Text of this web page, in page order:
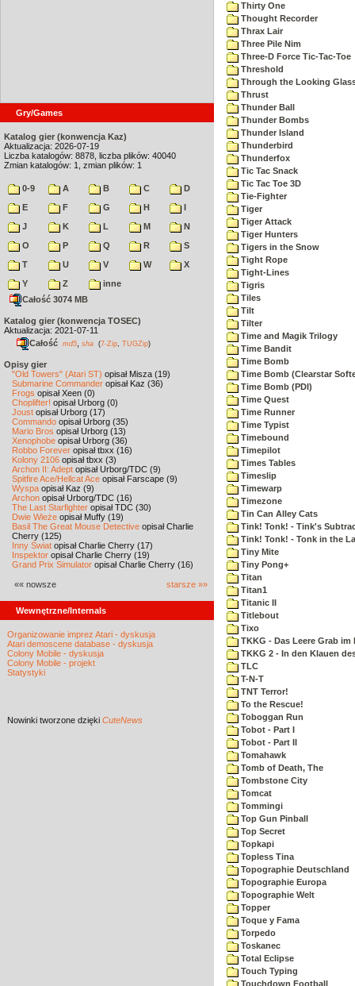
Gry/Games
Katalog gier (konwencja Kaz)
Aktualizacja: 2026-07-19
Liczba katalogów: 8878, liczba plików: 40040
Zmian katalogów: 1, zmian plików: 1
0-9 A B C
D
E
F G H
I
J
K L M
N
O
P Q R
S
T
U V W
X
Y
Z
inne
Całość 3074 MB
Katalog gier (konwencja TOSEC)
Aktualizacja: 2021-07-11
Całość md5 sha (7-Zip TUGZip)
Opisy gier
"Old Towers" (Atari ST) opisał Misza (19)
Submarine Commander opisał Kaz (36)
Frogs opisał Xeen (0)
Choplifter! opisał Urborg (0)
Joust opisał Urborg (17)
Commando opisał Urborg (35)
Mario Bros opisał Urborg (13)
Xenophobe opisał Urborg (36)
Robbo Forever opisał tbxx (16)
Kolony 2106 opisał tbxx (3)
Archon II: Adept opisał Urborg/TDC (9)
Spitfire Ace/Hellcat Ace opisał Farscape (9)
Wyspa opisał Kaz (9)
Archon opisał Urborg/TDC (16)
The Last Starfighter opisał TDC (30)
Dwie Wieże opisał Muffy (19)
Basil The Great Mouse Detective opisał Charlie
Cherry (125)
Inny Świat opisał Charlie Cherry (17)
Inspektor opisał Charlie Cherry (19)
Grand Prix Simulator opisał Charlie Cherry (16)
«« nowsze starsze »»
Wewnętrzne/Internals
Organizowanie imprez Atari - dyskusja
Atari demoscene database - dyskusja
Colony Mobile - dyskusja
Colony Mobile - projekt
Statystyki
Nowinki tworzone dzięki CuteNews
Thirty One
Thought Recorder
Thrax Lair
Three Pile Nim
Three-D Force Tic-Tac-Toe
Threshold
Through the Looking
Thrust
Thunder Ball
Thunder Bombs
Thunder Island
Thunderbird
Thunderfox
Tic Tac Snack
Tic Tac Toe 3D
Tie-Fighter
Tiger
Tiger Attack
Tiger Hunters
Tigers in the Snow
Tight Rope
Tight-Lines
Tigris
Tiles
Tilt
Tilter
Time and Magik Trilogy
Time Bandit
Time Bomb
Time Bomb (Clearstar
Time Bomb (PDI)
Time Quest
Time Runner
Time Typist
Timebound
Timepilot
Times Tables
Timeslip
Timewarp
Timezone
Tin Can Alley Cats
Tink! Tonk! - Tink's
Tink! Tonk! - Tonk in the
Tiny Mite
Tiny Pong+
Titan
Titan1
Titanic II
Titlebout
Tixo
TKKG - Das Leere Grab im
TKKG 2 - In den Klauen
TLC
T-N-T
TNT Terror!
To the Rescue!
Toboggan Run
Tobot - Part I
Tobot - Part II
Tomahawk
Tomb of Death, The
Tombstone City
Tomcat
Tommingi
Top Gun Pinball
Top Secret
Topkapi
Topless Tina
Topographie Deutschland
Topographie Europa
Topographie Welt
Topper
Toque y Fama
Torpedo
Toskanec
Total Eclipse
Touch Typing
Touchdown Football